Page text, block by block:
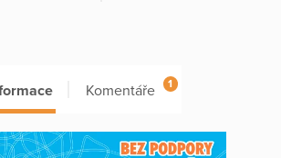
Komentáře 1